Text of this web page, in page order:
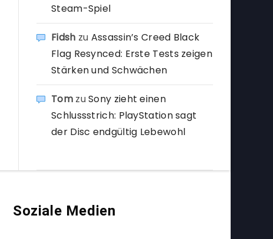
Steam-Spiel
Fidsh zu Assassin’s Creed Black
Flag Resynced: Erste Tests zeigen
Stärken und Schwächen
TomzuSony zieht einen
Schlussstrich: PlayStation sagt
der Disc endgültig Lebewohl
Soziale Medien